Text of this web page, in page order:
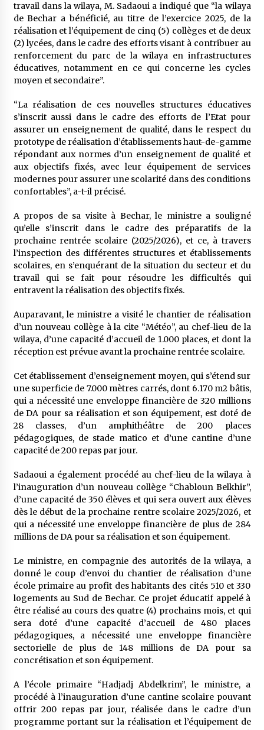
Un conte targui/ Quand la tête est vide
5 ans ago
Tradition orale/ D’où viennent les contes et à
5 ans ago
travail dans la wilaya, M. Sadaoui a indiqué que “la wilaya
de Bechar a bénéficié, au titre de l’exercice 2025, de la
réalisation et l’équipement de cinq (5) collèges et de deux
(2) lycées, dans le cadre des efforts visant à contribuer au
renforcement du parc de la wilaya en infrastructures
éducatives, notamment en ce qui concerne les cycles
moyen et secondaire”.
“La réalisation de ces nouvelles structures éducatives
s’inscrit aussi dans le cadre des efforts de l’Etat pour
assurer un enseignement de qualité, dans le respect du
prototype de réalisation d’établissements haut-de-gamme
répondant aux normes d’un enseignement de qualité et
aux objectifs fixés, avec leur équipement de services
modernes pour assurer une scolarité dans des conditions
confortables”, a-t-il précisé.
A propos de sa visite à Bechar, le ministre a souligné
qu’elle s’inscrit dans le cadre des préparatifs de la
prochaine rentrée scolaire (2025/2026), et ce, à travers
l’inspection des différentes structures et établissements
scolaires, en s’enquérant de la situation du secteur et du
travail qui se fait pour résoudre les difficultés qui
entravent la réalisation des objectifs fixés.
Auparavant, le ministre a visité le chantier de réalisation
d’un nouveau collège à la cite “Météo”, au chef-lieu de la
wilaya, d’une capacité d’accueil de 1.000 places, et dont la
réception est prévue avant la prochaine rentrée scolaire.
Cet établissement d’enseignement moyen, qui s’étend sur
une superficie de 7.000 mètres carrés, dont 6.170 m2 bâtis,
qui a nécessité une enveloppe financière de 320 millions
de DA pour sa réalisation et son équipement, est doté de
28 classes, d’un amphithéâtre de 200 places
pédagogiques, de stade matico et d’une cantine d’une
capacité de 200 repas par jour.
Sadaoui a également procédé au chef-lieu de la wilaya à
l’inauguration d’un nouveau collège “Chabloun Belkhir”,
d’une capacité de 350 élèves et qui sera ouvert aux élèves
dès le début de la prochaine rentre scolaire 2025/2026, et
qui a nécessité une enveloppe financière de plus de 284
millions de DA pour sa réalisation et son équipement.
Le ministre, en compagnie des autorités de la wilaya, a
donné le coup d’envoi du chantier de réalisation d’une
école primaire au profit des habitants des cités 510 et 330
logements au Sud de Bechar. Ce projet éducatif appelé à
être réalisé au cours des quatre (4) prochains mois, et qui
sera doté d’une capacité d’accueil de 480 places
pédagogiques, a nécessité une enveloppe financière
sectorielle de plus de 148 millions de DA pour sa
concrétisation et son équipement.
A l’école primaire “Hadjadj Abdelkrim”, le ministre, a
procédé à l’inauguration d’une cantine scolaire pouvant
offrir 200 repas par jour, réalisée dans le cadre d’un
programme portant sur la réalisation et l’équipement de